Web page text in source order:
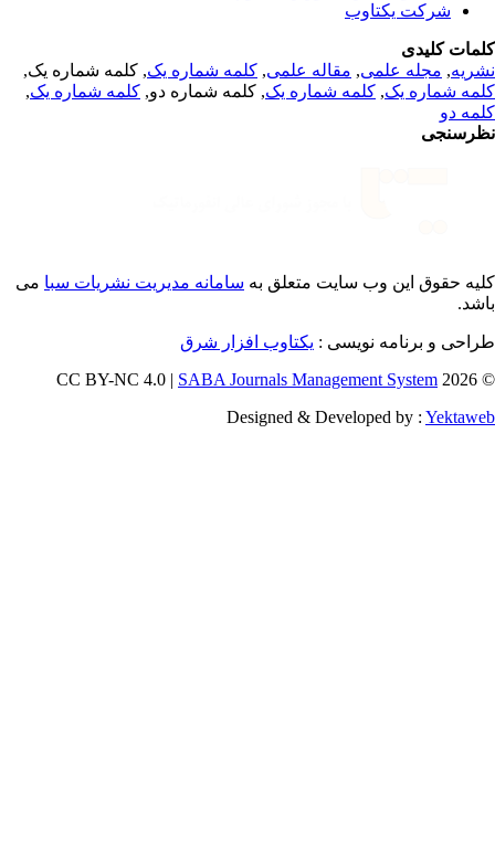
,مقاله علمی , کلمه شماره یک, کلمه شماره یک,
,کلمه شماره یک, کلمه شماره دو,کلمه شماره یک,
وب سایت متعلق بهسامانه مدیریت نشریات سبامی
نویسی : یکتاوب افزار شرق
SABA Journals Management
Designed &